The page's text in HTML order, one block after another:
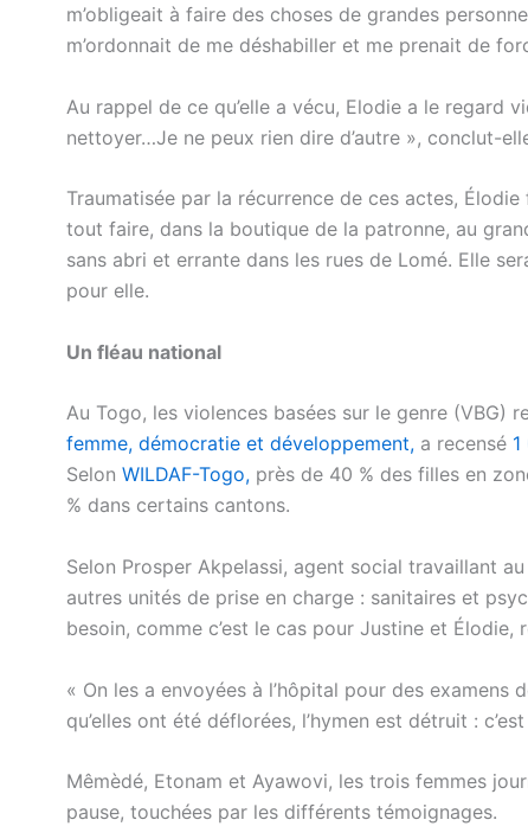
m’obligeait à faire des choses de grandes
m’ordonnait de me déshabiller et me prenait de
Au rappel de ce qu’elle a vécu, Elodie a le regard
nettoyer…Je ne peux rien dire d’autre », conclut-
Traumatisée par la récurrence de ces actes,
tout faire, dans la boutique de la patronne, au
sans abri et errante dans les rues de Lomé. Elle
pour elle.
Un fléau national
Au Togo, les violences basées sur le genre (VBG)
femme, démocratie et développement, a recensé
Selon WILDAF-Togo, près de 40 % des filles en
% dans certains cantons.
Selon Prosper Akpelassi, agent social travaillant au
autres unités de prise en charge : sanitaires et
besoin, comme c’est le cas pour Justine et Élodie,
« On les a envoyées à l’hôpital pour des
qu’elles ont été déflorées, l’hymen est détruit :
Mêmèdé, Etonam et Ayawovi, les trois femmes
pause, touchées par les différents témoignages.